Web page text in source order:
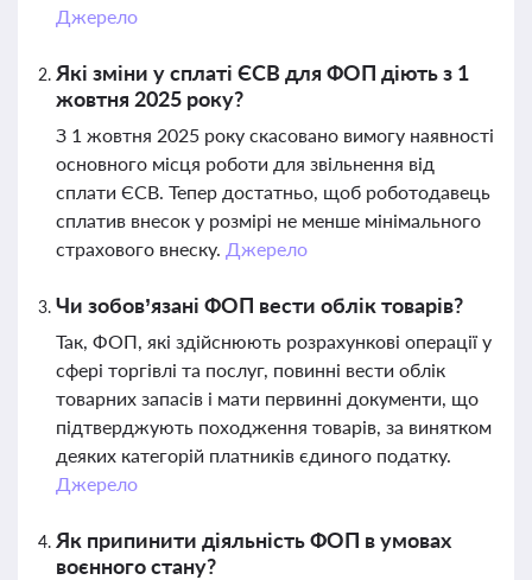
Джерело
Які зміни у сплаті ЄСВ для ФОП діють з 1
жовтня 2025 року?
З 1 жовтня 2025 року скасовано вимогу наявності
основного місця роботи для звільнення від
сплати ЄСВ. Тепер достатньо, щоб роботодавець
сплатив внесок у розмірі не менше мінімального
страхового внеску. Джерело
Чи зобов’язані ФОП вести облік товарів?
Так, ФОП, які здійснюють розрахункові операції у
сфері торгівлі та послуг, повинні вести облік
товарних запасів і мати первинні документи, що
підтверджують походження товарів, за винятком
деяких категорій платників єдиного податку.
Джерело
Як припинити діяльність ФОП в умовах
воєнного стану?